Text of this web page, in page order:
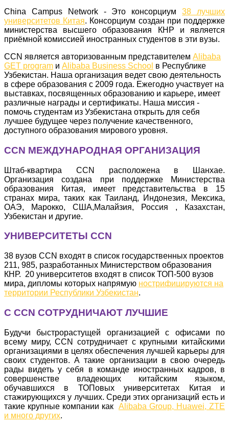
China Campus Network - Это консорциум38 лучших
университетов Китая. Консорциум создан при поддержке
министерства высшего образования КНР и является
приёмной комиссией иностранных студентов в эти вузы.
CCN является авторизованным представителем Alibaba
GET program и Alibaba Business School в Республике
Узбекистан. Наша организация ведет свою деятельность
в сфере образования с 2009 года. Ежегодно участвует на
выставках, посвященных образованию и карьере, имеет
различные награды и сертификаты. Наша миссия -
помочь студентам из Узбекистана открыть для себя
лучшее будущее через получение качественного,
доступного образования мирового уровня.
CCN МЕЖДУНАРОДНАЯ ОРГАНИЗАЦИЯ
Штаб-квартира ССN расположена в Шанхае.
Организация создана при поддержке Министерства
образования Китая, имеет представительства в 15
странах мира, таких как Таиланд, Индонезия, Мексика,
ОАЭ, Марокко, США,Малайзия, Россия , Казахстан,
Узбекистан и другие.
УНИВЕРСИТЕТЫ CCN
38 вузов CCN входят в список государственных проектов
211, 985, разработанных Министерством образования
КНР. 20 университетов входят в список ТОП-500 вузов
мира, дипломы которых напрямую нострифицируются на
территории Республики Узбекистан.
С CCN СОТРУДНИЧАЮТ ЛУЧШИЕ
Будучи быстрорастущей организацией с офисами по
всему миру, CCN сотрудничает с крупными китайскими
организациями в целях обеспечения лучшей карьеры для
своих студентов. А такие организации в свою очередь
рады видеть у себя в команде иностранных кадров, в
совершенстве владеющих китайским языком,
обучавшихся в ТОПовых университетах Китая и
стажирующихся у лучших. Среди этих организаций есть и
такие крупные компании как Alibaba Group, Huawei, ZTE
и много других.